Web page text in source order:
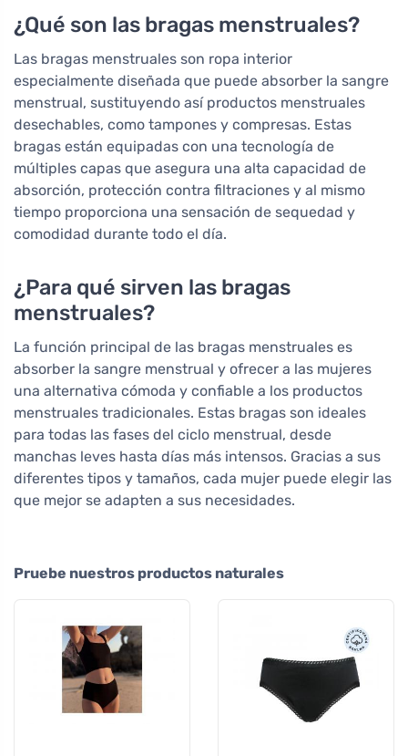
¿Qué son las bragas menstruales?
Las bragas menstruales son ropa interior
especialmente diseñada que puede absorber la sangre
menstrual, sustituyendo así productos menstruales
desechables, como tampones y compresas. Estas
bragas están equipadas con una tecnología de
múltiples capas que asegura una alta capacidad de
absorción, protección contra filtraciones y al mismo
tiempo proporciona una sensación de sequedad y
comodidad durante todo el día.
¿Para qué sirven las bragas
menstruales?
La función principal de las bragas menstruales es
absorber la sangre menstrual y ofrecer a las mujeres
una alternativa cómoda y confiable a los productos
menstruales tradicionales. Estas bragas son ideales
para todas las fases del ciclo menstrual, desde
manchas leves hasta días más intensos. Gracias a sus
diferentes tipos y tamaños, cada mujer puede elegir las
que mejor se adapten a sus necesidades.
Pruebe nuestros productos naturales